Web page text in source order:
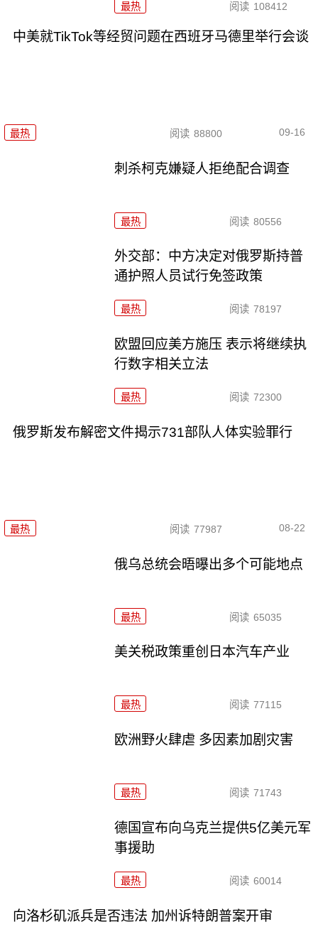
最热 阅读 108412
中美就TikTok等经贸问题在西班牙马德里举行会谈
最热 阅读 88800 09-16
刺杀柯克嫌疑人拒绝配合调查
最热 阅读 80556
外交部：中方决定对俄罗斯持普
通护照人员试行免签政策
最热 阅读 78197
欧盟回应美方施压 表示将继续执
行数字相关立法
最热 阅读 72300
俄罗斯发布解密文件揭示731部队人体实验罪行
最热 阅读 77987 08-22
俄乌总统会晤曝出多个可能地点
最热 阅读 65035
美关税政策重创日本汽车产业
最热 阅读 77115
欧洲野火肆虐 多因素加剧灾害
最热 阅读 71743
德国宣布向乌克兰提供5亿美元军
事援助
最热 阅读 60014
向洛杉矶派兵是否违法 加州诉特朗普案开审